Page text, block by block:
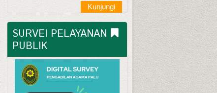
Kunjungi
SURVEI PELAYANAN
PUBLIK